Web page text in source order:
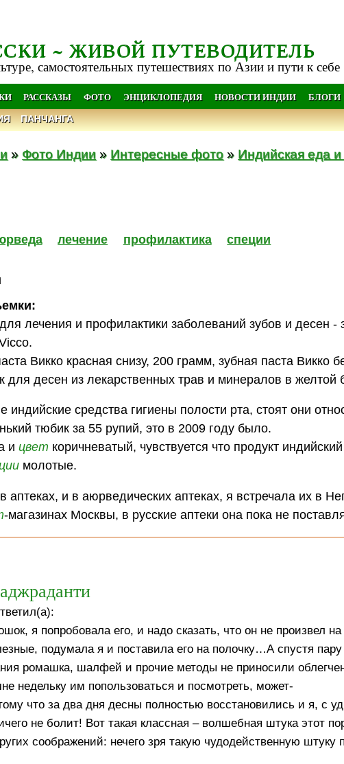
~ ЖИВОЙ ПУТЕВОДИТЕЛЬ
самостоятельных путешествиях по Азии и пути к себе
РАССКАЗЫ ФОТО ЭНЦИКЛОПЕДИЯ НОВОСТИ ИНДИИ БЛОГИ
ПАНЧАНГА
» Фото Индии » Интересные фото » Индийская еда
лечение профилактика специи
лечения и профилактики заболеваний зубов и десен -
Викко красная снизу, 200 грамм, зубная паста Викко
для десен из лекарственных трав и минералов в желтой
средства гигиены полости рта, стоят они
тюбик за 55 рупий, это в 2009 году было.
ицвет коричневатый, чувствуется что продукт
молотые.
и в аюрведических аптеках, я встречала их в
-магазинах Москвы, в русские аптеки она пока не
я попробовала его, и надо сказать, что он не произвел
подумала я и поставила его на полочку…А спустя
ромашка, шалфей и прочие методы не приносили
недельку им попользоваться и посмотреть, может-
что за два дня десны полностью восстановились и я, с
не болит! Вот такая классная – волшебная штука этот
соображений: нечего зря такую чудодейственную штуку